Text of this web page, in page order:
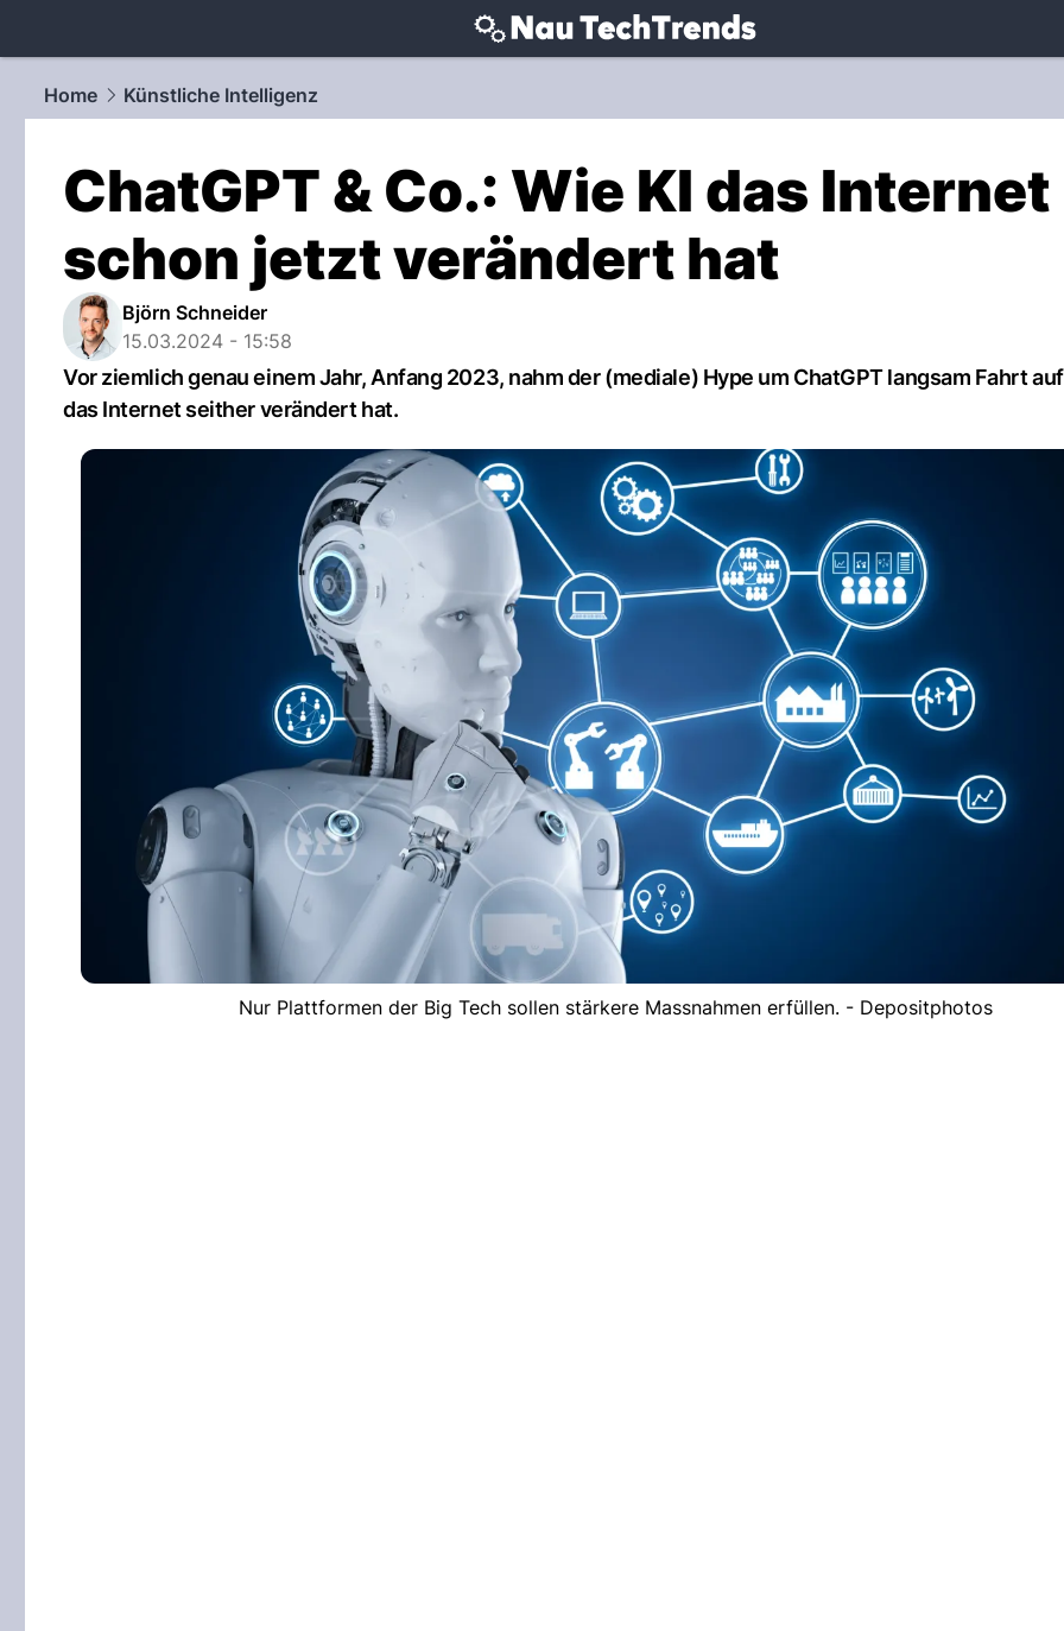
techtrends.NAU.ch
Home
Künstliche Intelligenz
ChatGPT & Co.: Wie KI das Internet
schon jetzt verändert hat
Björn Schneider
15.03.2024 - 15:58
Vor ziemlich genau einem Jahr, Anfang 2023, nahm der (mediale) Hype um ChatGPT langsam Fahrt
das Internet seither verändert hat.
Nur Plattformen der Big Tech sollen stärkere Massnahmen erfüllen. - Depositphotos